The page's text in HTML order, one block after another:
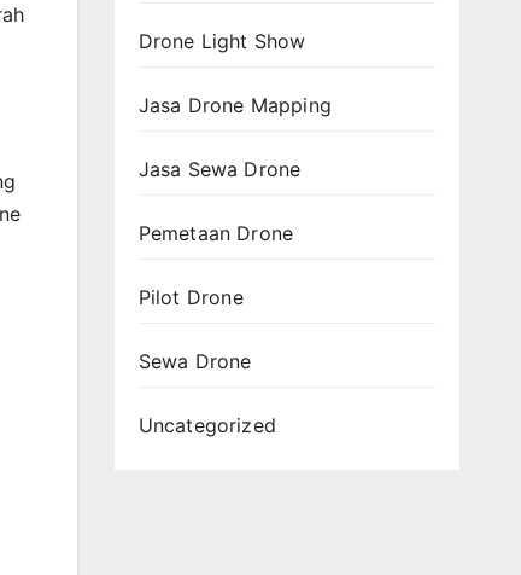
Drone Light Show
Jasa Drone Mapping
Jasa Sewa Drone
Pemetaan Drone
Pilot Drone
Sewa Drone
Uncategorized